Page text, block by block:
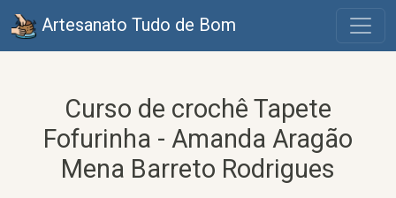
Artesanato Tudo de Bom
Curso de crochê Tapete
Fofurinha - Amanda Aragão
Mena Barreto Rodrigues